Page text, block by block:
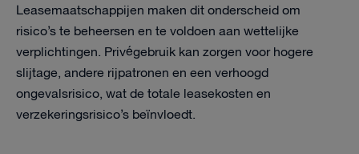
Leasemaatschappijen maken dit onderscheid om
risico’s te beheersen en te voldoen aan wettelijke
verplichtingen. Privégebruik kan zorgen voor hogere
slijtage, andere rijpatronen en een verhoogd
ongevalsrisico, wat de totale leasekosten en
verzekeringsrisico’s beïnvloedt.